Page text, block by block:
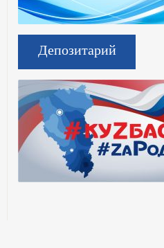
Депозитарий